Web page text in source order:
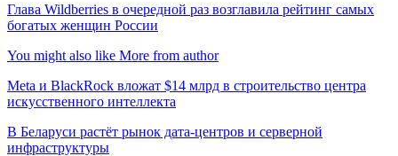
Глава Wildberries в очередной раз возглавила рейтинг самых
богатых женщин России
You might also like More from author
Meta и BlackRock вложат $14 млрд в строительство центра
искусственного интеллекта
В Беларуси растёт рынок дата-центров и серверной
инфраструктуры